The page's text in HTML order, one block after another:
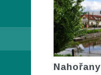
Nahořany